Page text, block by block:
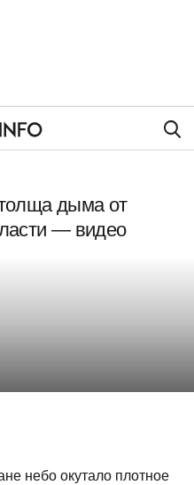
дыма от
— видео
небо окутало плотное